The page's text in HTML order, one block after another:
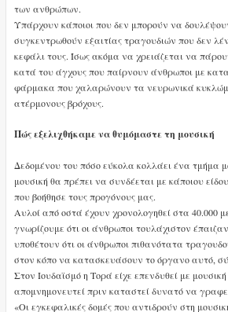
των ανθρώπων.
Υπάρχουν κάποιοι που δεν μπορούν να
συγκεντρωθούν εξαιτίας τραγουδιών που δεν
κεφάλι τους. Ίσως ακόμα να χρειάζεται να
κατά του άγχους που παίρνουν άνθρωποι με
φάρμακα που χαλαρώνουν τα νευρωνικά
ατέρμονους βρόχους.
Πώς εξελιχθήκαμε να θυμόμαστε τη μουσική
Δεδομένου του πόσο εύκολα κολλάει ένα τμήμα
μουσική θα πρέπει να συνδέεται με κάποιου
που βοήθησε τους προγόνους μας.
Αυλοί από οστά έχουν χρονολογηθεί στα 40.000
γνωρίζουμε ότι οι άνθρωποι τουλάχιστον έπαιζαν
υποθέτουν ότι οι άνθρωποι πιθανότατα
στον κόπο να κατασκευάσουν το όργανο αυτό,
Στον Ιουδαϊσμό η Τορά είχε επενδυθεί με
απομνημονευτεί πριν καταστεί δυνατό να
«Οι εγκεφαλικές δομές που αντιδρούν στη